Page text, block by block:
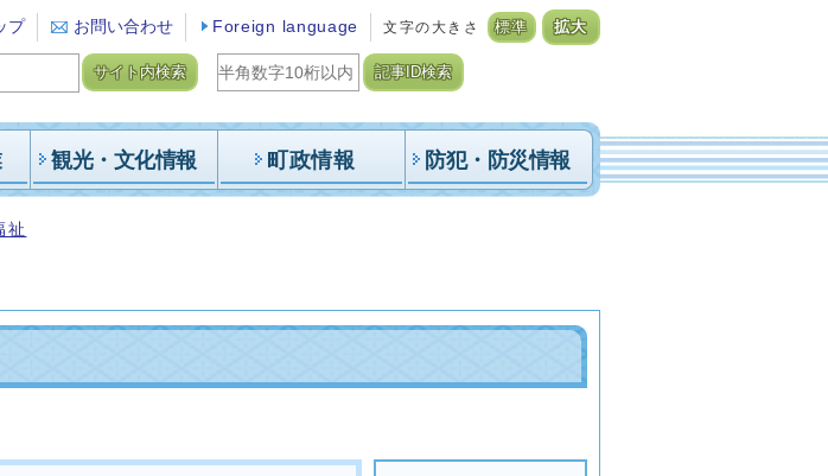
プ お問い合わせ Foreign language 文字の大きさ 標準 拡大
サイト内検索 記事ID検索
観光・文化情報 町政情報 防犯・防災情報
祉